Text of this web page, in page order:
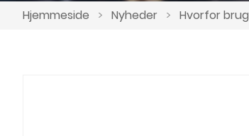
Hjemmeside > Nyheder > Hvorfor